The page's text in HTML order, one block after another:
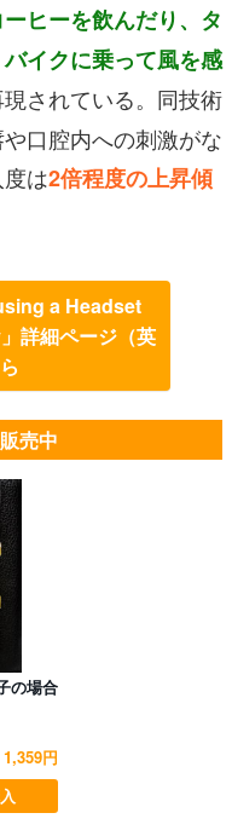
ヒーを飲んだり、タ
イクに乗って風を感
されている。同技術
口腔内への刺激がな
は2倍程度の上昇傾
a Headset
詳細ページ（英
売中
の場合
1,359円